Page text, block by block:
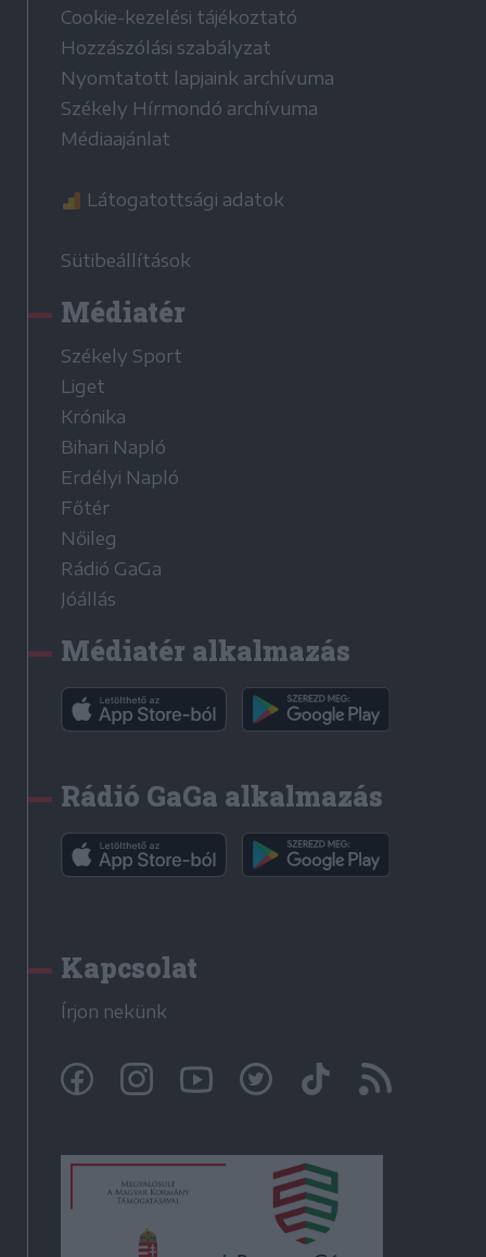
Cookie-kezelési tájékoztató
Hozzászólási szabályzat
Nyomtatott lapjaink archívuma
Székely Hírmondó archívuma
Médiaajánlat
Látogatottsági adatok
Sütibeállítások
Médiatér
Székely Sport
Liget
Krónika
Bihari Napló
Erdélyi Napló
Főtér
Nőileg
Rádió GaGa
Jóállás
Médiatér alkalmazás
Rádió GaGa alkalmazás
Kapcsolat
Írjon nekünk